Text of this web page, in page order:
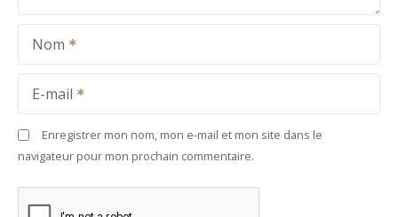
Nom
E-mail
Enregistrer mon nom, mon e-mail et mon site dans le
navigateur pour mon prochain commentaire.